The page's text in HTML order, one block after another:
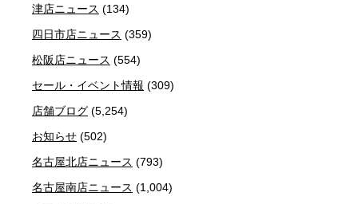
津店ニュース (134)
四日市店ニュース (359)
松阪店ニュース (554)
セール・イベント情報 (309)
店舗ブログ (5,254)
お知らせ (502)
名古屋北店ニュース (793)
名古屋南店ニュース (1,004)